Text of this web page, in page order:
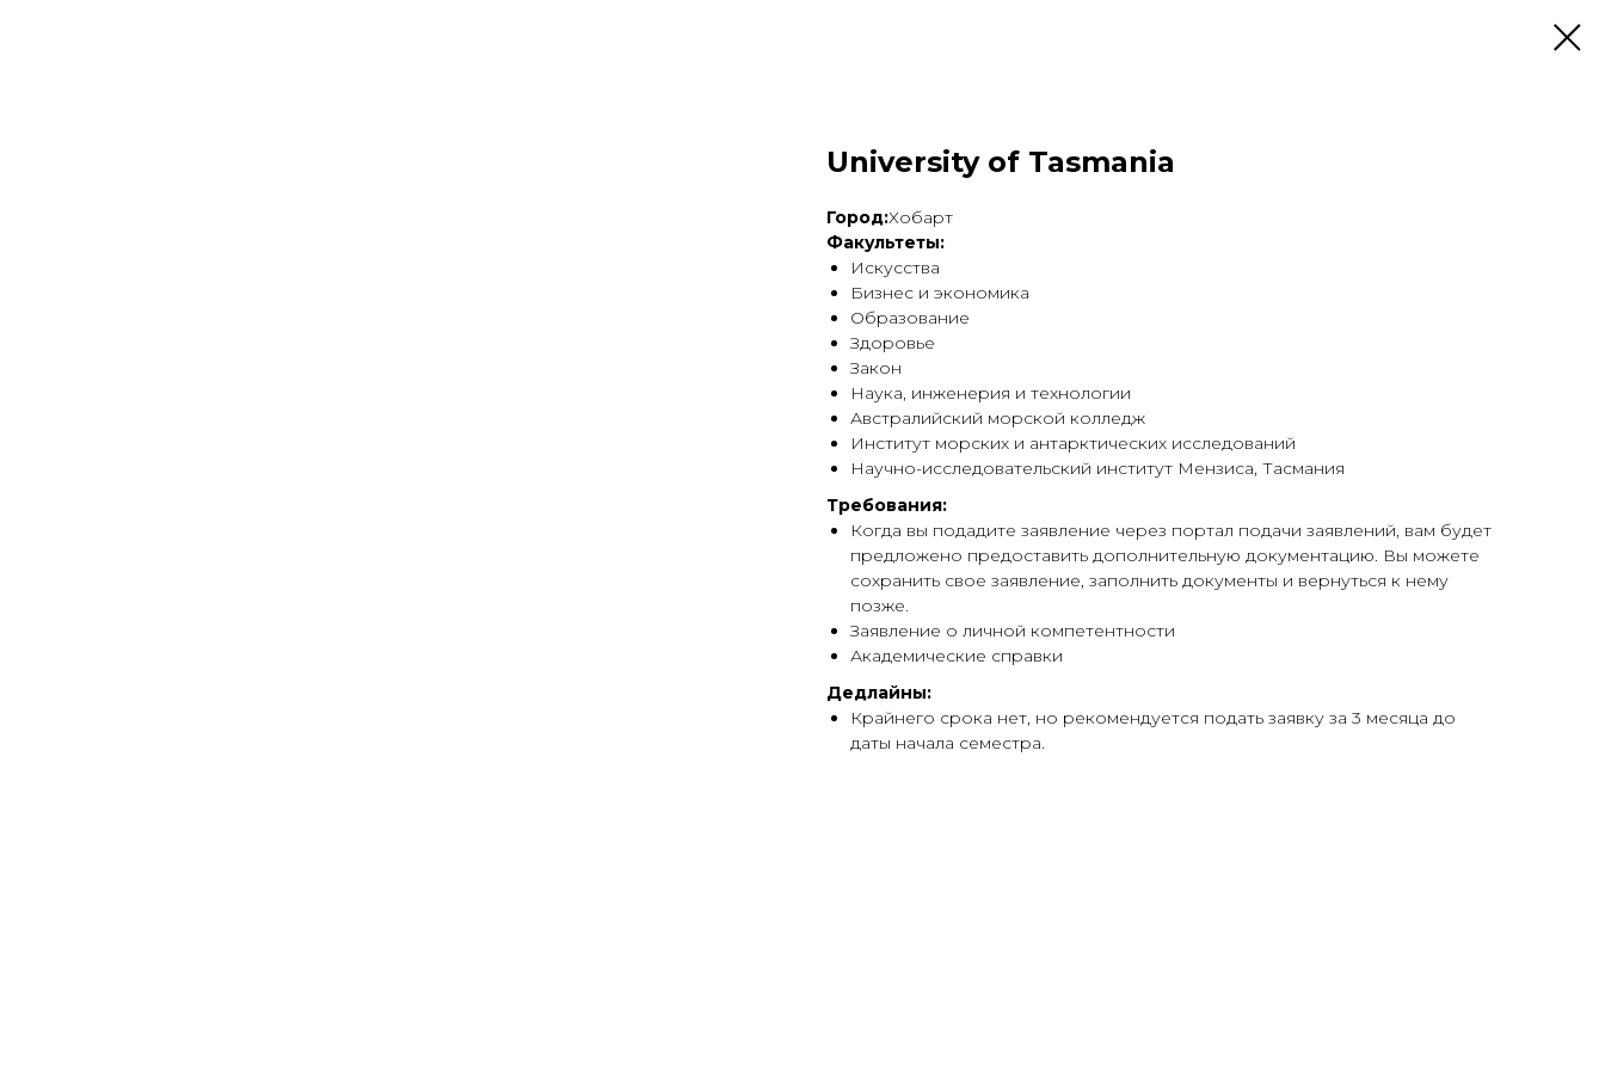
University of Tasmania
Город:Хобарт
Факультеты:
Искусства
Бизнес и экономика
Образование
Здоровье
Закон
Наука, инженерия и технологии
Австралийский морской колледж
Институт морских и антарктических исследований
Научно-исследовательский институт Мензиса, Тасмания
Требования:
Когда вы подадите заявление через портал подачи заявлений, вам будет
предложено предоставить дополнительную документацию. Вы можете
сохранить свое заявление, заполнить документы и вернуться к нему
позже.
Заявление о личной компетентности
Академические справки
Дедлайны:
Крайнего срока нет, но рекомендуется подать заявку за 3 месяца до
даты начала семестра.